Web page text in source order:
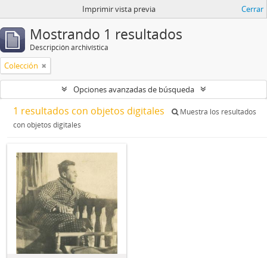
Imprimir vista previa Cerrar
Mostrando 1 resultados
Descripción archivística
Colección
Opciones avanzadas de búsqueda
1 resultados con objetos digitales
Muestra los resultados
con objetos digitales